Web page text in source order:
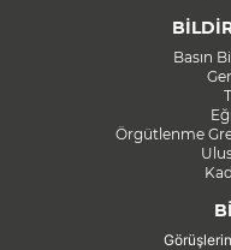
Basın
Örgütlenme